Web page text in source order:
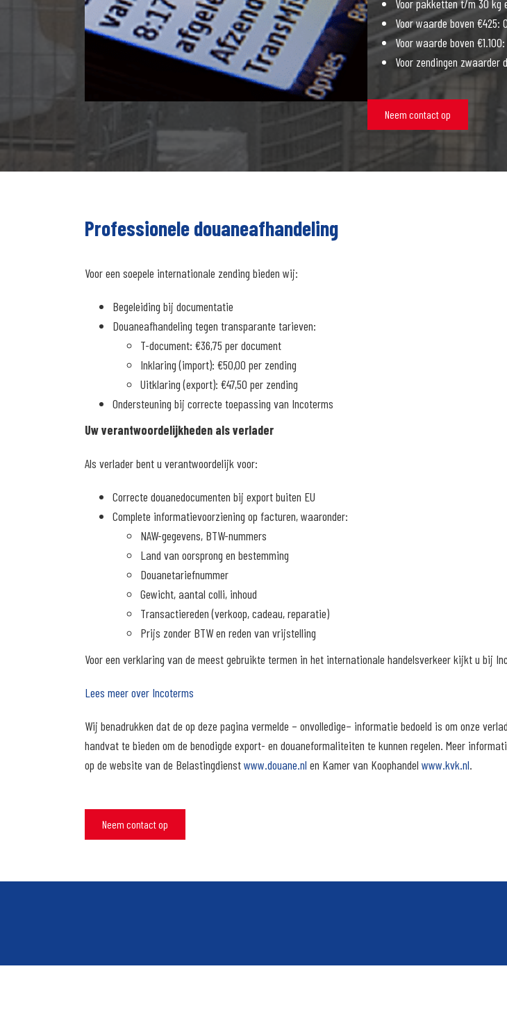
Voor pakketten t/m 30 kg
Voor waarde boven €425:
Voor waarde boven
Voor zendingen zwaarder
Neem contact op
Professionele douaneafhandeling
Voor een soepele internationale zending bieden wij:
Begeleiding bij documentatie
Douaneafhandeling tegen transparante tarieven:
T-document: €36,75 per document
Inklaring (import): €50,00 per zending
Uitklaring (export): €47,50 per zending
Ondersteuning bij correcte toepassing van Incoterms
Uw verantwoordelijkheden als verlader
Als verlader bent u verantwoordelijk voor:
Correcte douanedocumenten bij export buiten EU
Complete informatievoorziening op facturen, waaronder:
NAW-gegevens, BTW-nummers
Land van oorsprong en bestemming
Douanetariefnummer
Gewicht, aantal colli, inhoud
Transactiereden (verkoop, cadeau, reparatie)
Prijs zonder BTW en reden van vrijstelling
Voor een verklaring van de meest gebruikte termen in het internationale handelsverkeer kijkt u bij
Lees meer over Incoterms
Wij benadrukken dat de op deze pagina vermelde – onvolledige– informatie bedoeld is om onze
handvat te bieden om de benodigde export- en douaneformaliteiten te kunnen regelen. Meer
op de website van de Belastingdienstwww.douane.nl en Kamer van Koophandel www.kvk.nl.
Neem contact op